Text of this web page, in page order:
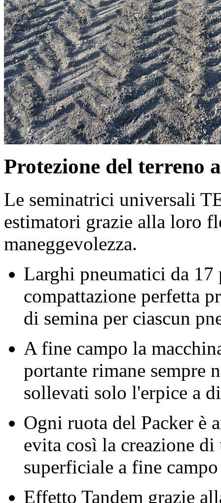
Protezione del terreno
Le seminatrici universali
estimatori grazie alla loro
maneggevolezza.
Larghi pneumatici da
compattazione perfetta
di semina per ciascun
A fine campo la
portante rimane sempre
sollevati solo l'erpice a
Ogni ruota del Packer è
evita così la creazione
superficiale a fine campo
Effetto Tandem grazie